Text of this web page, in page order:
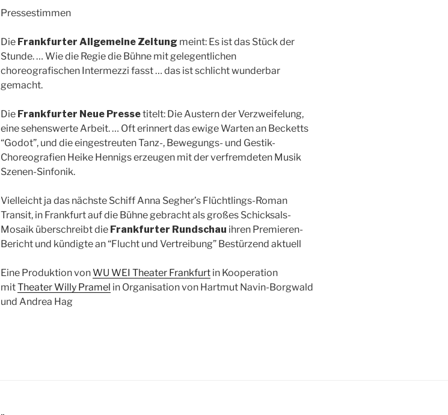
Pressestimmen
Die Frankfurter Allgemeine Zeitung meint: Es ist das Stück der
Stunde. … Wie die Regie die Bühne mit gelegentlichen
choreografischen Intermezzi fasst … das ist schlicht wunderbar
gemacht.
Die Frankfurter Neue Pressetitelt: Die Austern der Verzweifelung,
eine sehenswerte Arbeit. … Oft erinnert das ewige Warten an Becketts
“Godot”, und die eingestreuten Tanz-, Bewegungs- und Gestik-
Choreografien Heike Hennigs erzeugen mit der verfremdeten Musik
Szenen-Sinfonik.
Vielleicht ja das nächste Schiff Anna Segher’s Flüchtlings-Roman
Transit, in Frankfurt auf die Bühne gebracht als großes Schicksals-
Mosaik überschreibt die Frankfurter Rundschau ihren Premieren-
Bericht und kündigte an “Flucht und Vertreibung” Bestürzend aktuell
Eine Produktion vonWU WEI Theater Frankfurtin Kooperation
mitTheater Willy Pramel in Organisation von Hartmut Navin-Borgwald
und Andrea Hag